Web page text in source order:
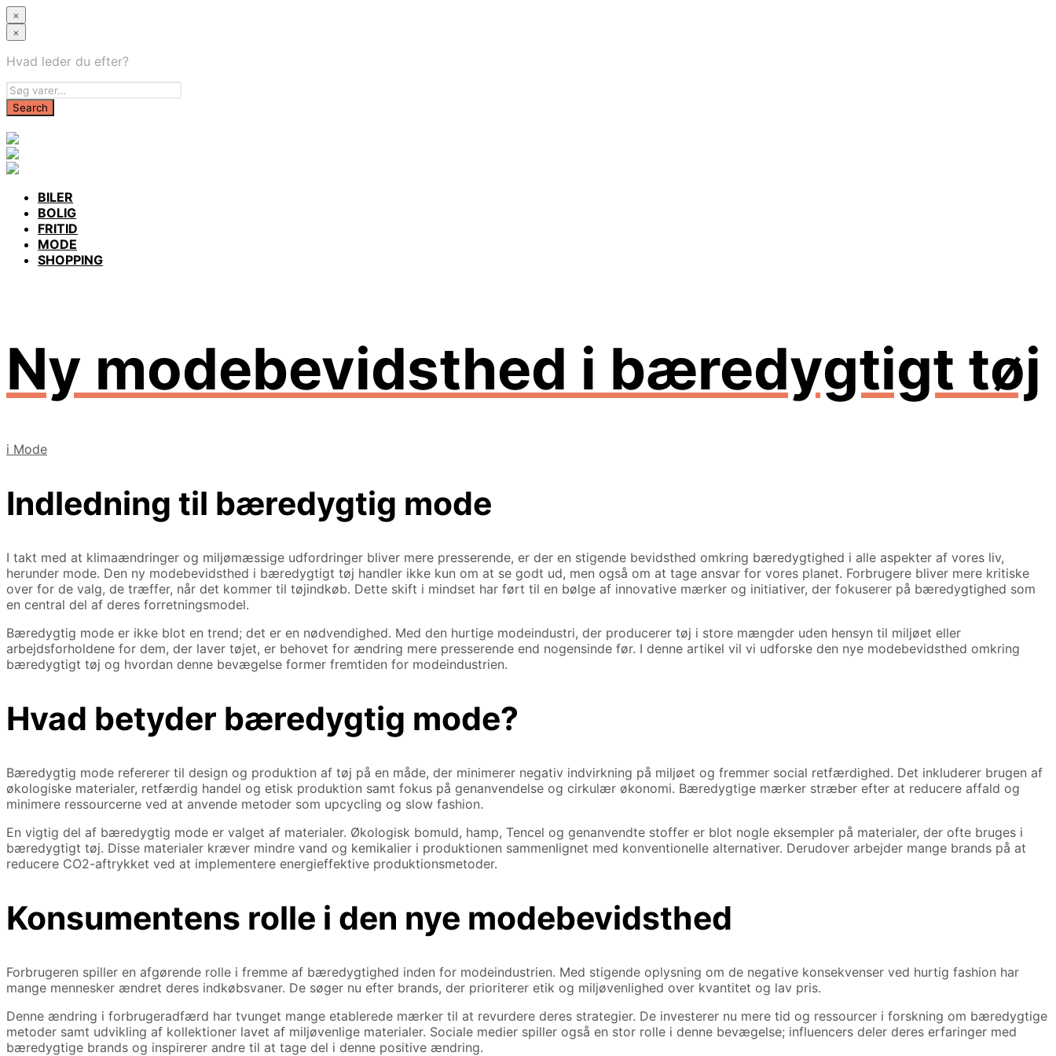
×
×
Hvad leder du efter?
BILER
BOLIG
FRITID
MODE
SHOPPING
Ny modebevidsthed i bæredygtigt tøj
i Mode
Indledning til bæredygtig mode
I takt med at klimaændringer og miljømæssige udfordringer bliver mere presserende, er der en stigende bevidsthed omkring bæredygtighed i alle aspekter af vores liv,
herunder mode. Den ny modebevidsthed i bæredygtigt tøj handler ikke kun om at se godt ud, men også om at tage ansvar for vores planet. Forbrugere bliver mere kritiske
over for de valg, de træffer, når det kommer til tøjindkøb. Dette skift i mindset har ført til en bølge af innovative mærker og initiativer, der fokuserer på bæredygtighed som
en central del af deres forretningsmodel.
Bæredygtig mode er ikke blot en trend; det er en nødvendighed. Med den hurtige modeindustri, der producerer tøj i store mængder uden hensyn til miljøet eller
arbejdsforholdene for dem, der laver tøjet, er behovet for ændring mere presserende end nogensinde før. I denne artikel vil vi udforske den nye modebevidsthed omkring
bæredygtigt tøj og hvordan denne bevægelse former fremtiden for modeindustrien.
Hvad betyder bæredygtig mode?
Bæredygtig mode refererer til design og produktion af tøj på en måde, der minimerer negativ indvirkning på miljøet og fremmer social retfærdighed. Det inkluderer brugen af
økologiske materialer, retfærdig handel og etisk produktion samt fokus på genanvendelse og cirkulær økonomi. Bæredygtige mærker stræber efter at reducere affald og
minimere ressourcerne ved at anvende metoder som upcycling og slow fashion.
En vigtig del af bæredygtig mode er valget af materialer. Økologisk bomuld, hamp, Tencel og genanvendte stoffer er blot nogle eksempler på materialer, der ofte bruges i
bæredygtigt tøj. Disse materialer kræver mindre vand og kemikalier i produktionen sammenlignet med konventionelle alternativer. Derudover arbejder mange brands på at
reducere CO2-aftrykket ved at implementere energieffektive produktionsmetoder.
Konsumentens rolle i den nye modebevidsthed
Forbrugeren spiller en afgørende rolle i fremme af bæredygtighed inden for modeindustrien. Med stigende oplysning om de negative konsekvenser ved hurtig fashion har
mange mennesker ændret deres indkøbsvaner. De søger nu efter brands, der prioriterer etik og miljøvenlighed over kvantitet og lav pris.
Denne ændring i forbrugeradfærd har tvunget mange etablerede mærker til at revurdere deres strategier. De investerer nu mere tid og ressourcer i forskning om bæredygtige
metoder samt udvikling af kollektioner lavet af miljøvenlige materialer. Sociale medier spiller også en stor rolle i denne bevægelse; influencers deler deres erfaringer med
bæredygtige brands og inspirerer andre til at tage del i denne positive ændring.